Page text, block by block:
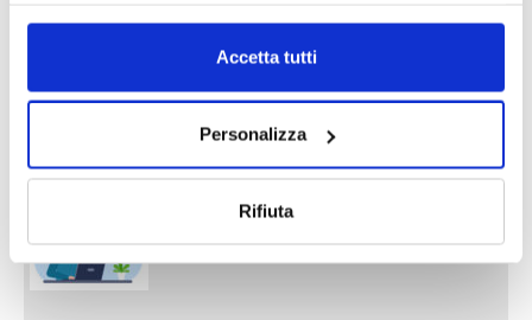
Accetta tutti
Personalizza
Rifiuta
Reclami e sanzioni 2025
30 Giugno 2026